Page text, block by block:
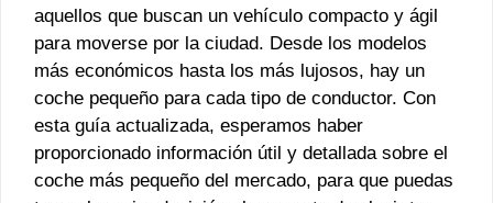
aquellos que buscan un vehículo compacto y ágil
para moverse por la ciudad. Desde los modelos
más económicos hasta los más lujosos, hay un
coche pequeño para cada tipo de conductor. Con
esta guía actualizada, esperamos haber
proporcionado información útil y detallada sobre el
coche más pequeño del mercado, para que puedas